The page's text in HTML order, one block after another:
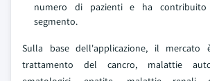
numero di pazienti e ha
segmento.
Sulla base dell'applicazione, il mercato
trattamento del cancro, malattie